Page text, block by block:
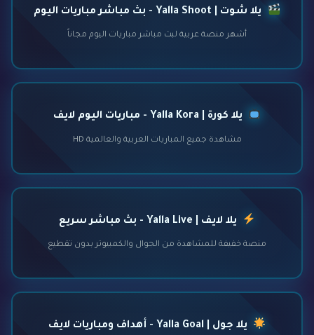
يلا شوت | Yalla Shoot - بث مباشر مباريات اليوم
أشهر منصة عربية لبث مباشر مباريات اليوم مجاناً
يلا كورة | Yalla Kora - مباريات اليوم لايف
مشاهدة جميع المباريات العربية والعالمية HD
يلا لايف | Yalla Live - بث مباشر سريع
منصة خفيفة للمشاهدة من الجوال والكمبيوتر بدون تقطيع
يلا جول | Yalla Goal - أهداف ومباريات لايف